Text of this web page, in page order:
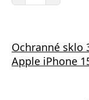
Ochranné sklo
Apple iPhone